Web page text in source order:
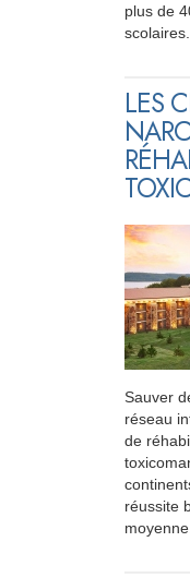
plus de
scolaires.
LES
Sauver
réseau
de
réussite
moyenne.